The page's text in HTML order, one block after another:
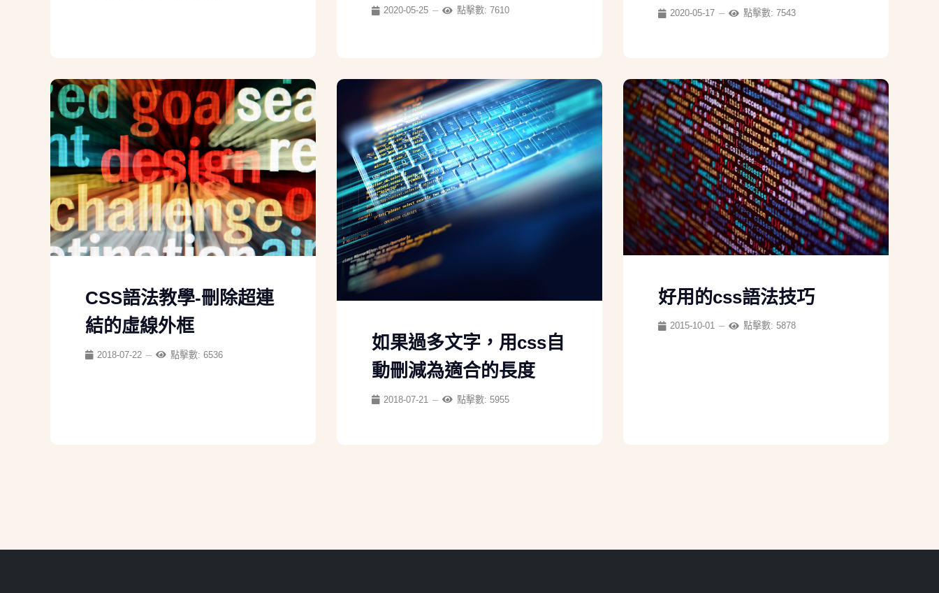
2020-05-25 點擊數: 7610 2020-05-17 點擊數: 7543
CSS語法教學-刪除超連
結的虛線外框
2018-07-22 點擊數: 6536
如果過多文字，用css自
動刪減為適合的長度
2018-07-21 點擊數: 5955
好用的css語法技巧
2015-10-01 點擊數: 5878